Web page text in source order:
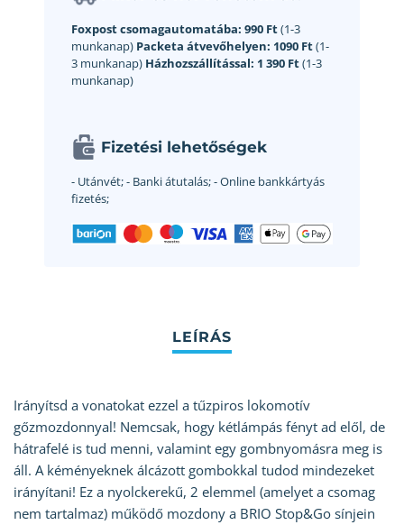
Foxpost csomagautomatába: 990 Ft(1-3
munkanap) Packeta átvevőhelyen: 1090 Ft(1-
3 munkanap) Házhozszállítással: 1 390 Ft(1-3
munkanap)
Fizetési lehetőségek
- Utánvét;- Banki átutalás;- Online bankkártyás
fizetés;
Irányítsd a vonatokat ezzel a tűzpiros lokomotív
gőzmozdonnyal! Nemcsak, hogy kétlámpás fényt ad elől, de
hátrafelé is tud menni, valamint egy gombnyomásra meg is
áll. A kéményeknek álcázott gombokkal tudod mindezeket
irányítani! Ez a nyolckerekű, 2 elemmel (amelyet a csomag
nem tartalmaz) működő mozdony a BRIO Stop&Go sínjein